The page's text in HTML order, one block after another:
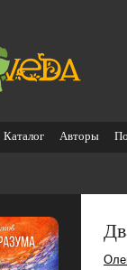
Каталог Авторы